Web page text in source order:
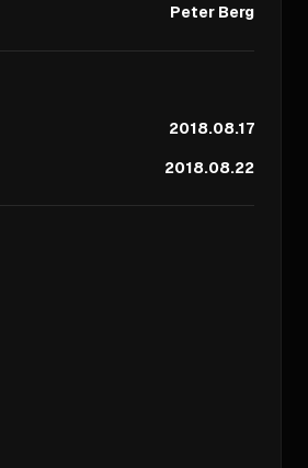
Peter Berg
2018.08.17
2018.08.22